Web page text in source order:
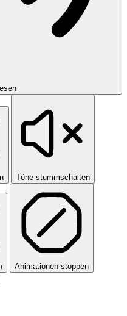
Töne stummschalten
Animationen stoppen